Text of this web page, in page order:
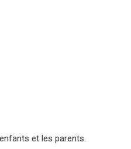
et les parents.